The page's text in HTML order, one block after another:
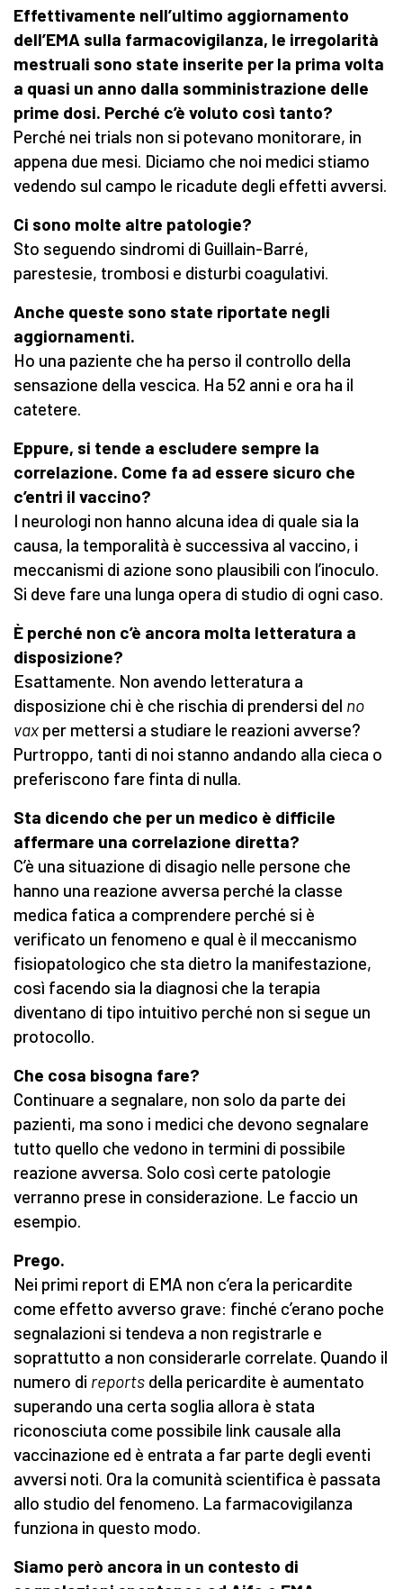
Effettivamente nell’ultimo aggiornamento
dell’EMA sulla farmacovigilanza, le irregolarità
mestruali sono state inserite per la prima volta
a quasi un anno dalla somministrazione delle
prime dosi. Perché c’è voluto così tanto?
Perché nei trials non si potevano monitorare, in
appena due mesi. Diciamo che noi medici stiamo
vedendo sul campo le ricadute degli effetti avversi.
Ci sono molte altre patologie?
Sto seguendo sindromi di Guillain-Barré,
parestesie, trombosi e disturbi coagulativi.
Anche queste sono state riportate negli
aggiornamenti.
Ho una paziente che ha perso il controllo della
sensazione della vescica. Ha 52 anni e ora ha il
catetere.
Eppure, si tende a escludere sempre la
correlazione. Come fa ad essere sicuro che
c’entri il vaccino?
I neurologi non hanno alcuna idea di quale sia la
causa, la temporalità è successiva al vaccino, i
meccanismi di azione sono plausibili con l’inoculo.
Si deve fare una lunga opera di studio di ogni caso.
È perché non c’è ancora molta letteratura a
disposizione?
Esattamente. Non avendo letteratura a
disposizione chi è che rischia di prendersi del no
vax per mettersi a studiare le reazioni avverse?
Purtroppo, tanti di noi stanno andando alla cieca o
preferiscono fare finta di nulla.
Sta dicendo che per un medico è difficile
affermare una correlazione diretta?
C’è una situazione di disagio nelle persone che
hanno una reazione avversa perché la classe
medica fatica a comprendere perché si è
verificato un fenomeno e qual è il meccanismo
fisiopatologico che sta dietro la manifestazione,
così facendo sia la diagnosi che la terapia
diventano di tipo intuitivo perché non si segue un
protocollo.
Che cosa bisogna fare?
Continuare a segnalare, non solo da parte dei
pazienti, ma sono i medici che devono segnalare
tutto quello che vedono in termini di possibile
reazione avversa. Solo così certe patologie
verranno prese in considerazione. Le faccio un
esempio.
Prego.
Nei primi report di EMA non c’era la pericardite
come effetto avverso grave: finché c’erano poche
segnalazioni si tendeva a non registrarle e
soprattutto a non considerarle correlate. Quando il
numero di reports della pericardite è aumentato
superando una certa soglia allora è stata
riconosciuta come possibile link causale alla
vaccinazione ed è entrata a far parte degli eventi
avversi noti. Ora la comunità scientifica è passata
allo studio del fenomeno. La farmacovigilanza
funziona in questo modo.
Siamo però ancora in un contesto di